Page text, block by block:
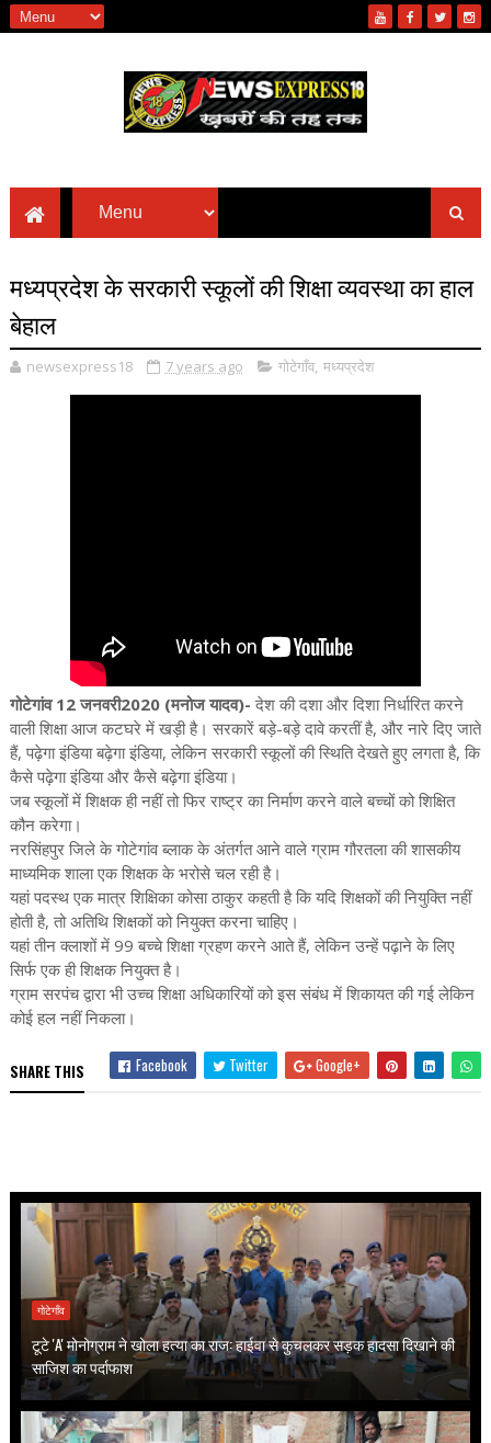
मध्यप्रदेश के सरकारी स्कूलों की शिक्षा व्यवस्था का हाल
बेहाल
newsexpress18 7 years ago गोटेगाँव, मध्यप्रदेश
गोटेगांव 12 जनवरी2020 (मनोज यादव)- देश की दशा और दिशा निर्धारित करने
वाली शिक्षा आज कटघरे में खड़ी है। सरकारें बड़े-बड़े दावे करतीं है, और नारे दिए जाते
हैं, पढ़ेगा इंडिया बढ़ेगा इंडिया, लेकिन सरकारी स्कूलों की स्थिति देखते हुए लगता है, कि
कैसे पढ़ेगा इंडिया और कैसे बढ़ेगा इंडिया।
जब स्कूलों में शिक्षक ही नहीं तो फिर राष्ट्र का निर्माण करने वाले बच्चों को शिक्षित
कौन करेगा।
नरसिंहपुर जिले के गोटेगांव ब्लाक के अंतर्गत आने वाले ग्राम गौरतला की शासकीय
माध्यमिक शाला एक शिक्षक के भरोसे चल रही है।
यहां पदस्थ एक मात्र शिक्षिका कोसा ठाकुर कहती है कि यदि शिक्षकों की नियुक्ति नहीं
होती है, तो अतिथि शिक्षकों को नियुक्त करना चाहिए।
यहां तीन क्लाशों में 99 बच्चे शिक्षा ग्रहण करने आते हैं, लेकिन उन्हें पढ़ाने के लिए
सिर्फ एक ही शिक्षक नियुक्त है।
ग्राम सरपंच द्वारा भी उच्च शिक्षा अधिकारियों को इस संबंध में शिकायत की गई लेकिन
कोई हल नहीं निकला।
SHARE THIS Facebook Twitter Google+
गोटेगाँव
टूटे 'A' मोनोग्राम ने खोला हत्या का राज: हाईवा से कुचलकर सड़क हादसा दिखाने की
साजिश का पर्दाफाश